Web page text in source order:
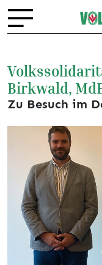
Birkwald,
Zu Besuch im